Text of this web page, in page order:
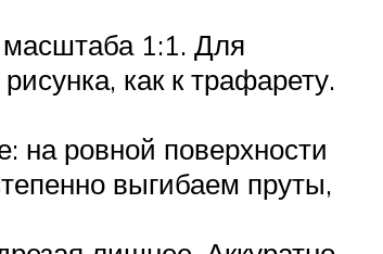
1:1. Для
как к трафарету.
на ровной поверхности
выгибаем пруты,